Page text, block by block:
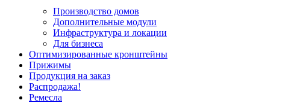
Производство домов
Дополнительные модули
Инфраструктура и локации
Для бизнеса
Оптимизированные кронштейны
Прижимы
Продукция на заказ
Распродажа!
Ремесла